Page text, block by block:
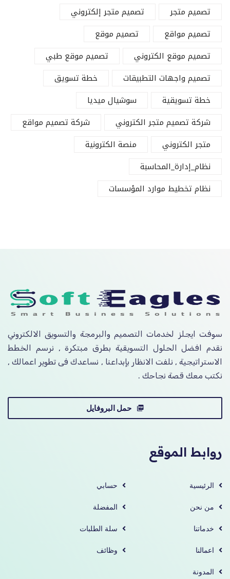
تصميم متجر
تصميم متجر إلكتروني
تصميم مواقع
تصميم موقع
تصميم موقع الكتروني
تصميم موقع طبي
تصميم واجهات التطبيقات
خطة تسويق
خطة تسويقية
سوشيال ميديا
شركة تصميم متجر الكتروني
شركة تصميم مواقع
متجر الكتروني
منصة الكترونية
نظام_إدارة_المحاسبة
نظام تخطيط موارد المؤسسات
سوفت ايجلز لخدمات التصميم والبرمجة والتسويق الالكتروني
نقدم افضل الحلول التسويقية بطرق مبتكرة , نرسم الخطط
الاستراتيجية , نلفت الانظار بإبداعنا , نساعدك فى تطوير اعمالك ,
نكتب معك قصة نجاحك .
حمل البروفايل
روابط الموقع
الرئيسية
من نحن
خدماتنا
اعمالنا
المدونة
حسابي
المفضلة
سلة الطلبات
وظائف